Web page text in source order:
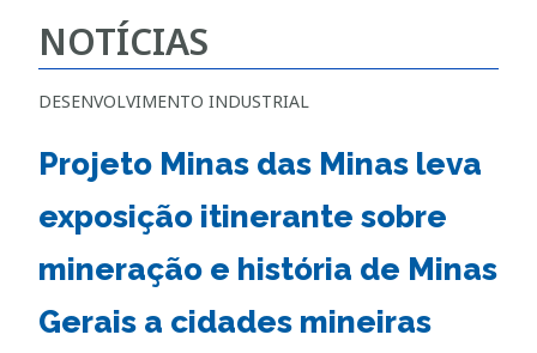
NOTÍCIAS
DESENVOLVIMENTO INDUSTRIAL
Projeto Minas das Minas leva
exposição itinerante sobre
mineração e história de Minas
Gerais a cidades mineiras